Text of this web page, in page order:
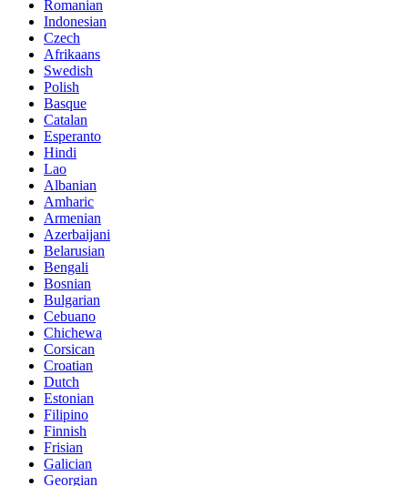
Romanian
Indonesian
Czech
Afrikaans
Swedish
Polish
Basque
Catalan
Esperanto
Hindi
Lao
Albanian
Amharic
Armenian
Azerbaijani
Belarusian
Bengali
Bosnian
Bulgarian
Cebuano
Chichewa
Corsican
Croatian
Dutch
Estonian
Filipino
Finnish
Frisian
Galician
Georgian